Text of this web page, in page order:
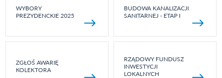
WYBORY
PREZYDENCKIE 2025
BUDOWA KANALIZACJI
SANITARNEJ - ETAP I
ZGŁOŚ AWARIĘ
KOLEKTORA
RZĄDOWY FUNDUSZ
INWESTYCJI
LOKALNYCH